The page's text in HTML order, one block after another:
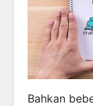
Bahkan